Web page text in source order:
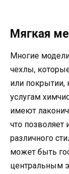
Мягкая
Многие
чехлы,
или покрытии,
услугам
имеют
что
различного
может быть
центральным